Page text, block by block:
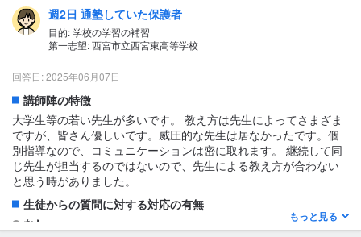
1日あたりの授業時間について
2〜3時間
授業の形式・流れ・雰囲気
基本的には一対一か複数人の時も人数は最小限にして対応してく
れていた。雰囲気も一緒に勉強する周りの友達が真面目に頑張っ
ていたため、良い刺激を受けていたように見えた。特に迷惑な生
徒がいた場合は配慮して組み合わせを考えてくれていたように感
じた。
テキスト・教材について
分からない
週2日 通塾していた保護者
目的: 学校の学習の補習
第一志望: 西宮市立西宮東高等学校
回答日: 2025年06月07日
講師陣の特徴
大学生等の若い先生が多いです。 教え方は先生によってさまざま
ですが、皆さん優しいです。威圧的な先生は居なかったです。個
別指導なので、コミュニケーションは密に取れます。 継続して同
じ先生が担当するのではないので、先生による教え方が合わない
と思う時がありました。
生徒からの質問に対する対応の有無
なし
もっと見る